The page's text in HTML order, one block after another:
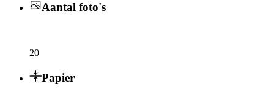
Aantal foto's
20
Papier